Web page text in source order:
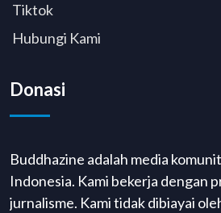
Tiktok
Hubungi Kami
Donasi
Buddhazine adalah media
Indonesia. Kami bekerja dengan
jurnalisme. Kami tidak dibiayai